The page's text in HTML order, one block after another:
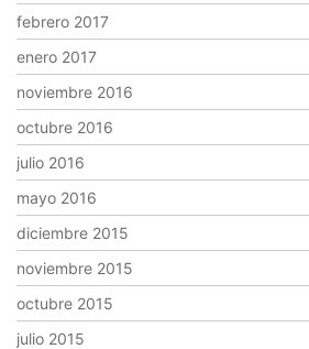
febrero 2017
enero 2017
noviembre 2016
octubre 2016
julio 2016
mayo 2016
diciembre 2015
noviembre 2015
octubre 2015
julio 2015